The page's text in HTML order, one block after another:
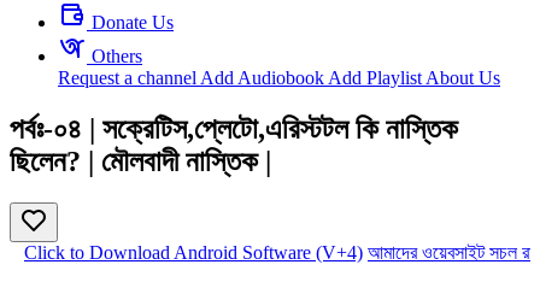
Donate Us
Others
Request a channel Add Audiobook Add Playlist About Us
পর্বঃ-০৪ | সক্রেটিস,প্লেটো,এরিস্টটল কি নাস্তিক
ছিলেন? | মৌলবাদী নাস্তিক |
Click to Download Android Software (V+4) আমাদের ওয়েবসাইট সচল